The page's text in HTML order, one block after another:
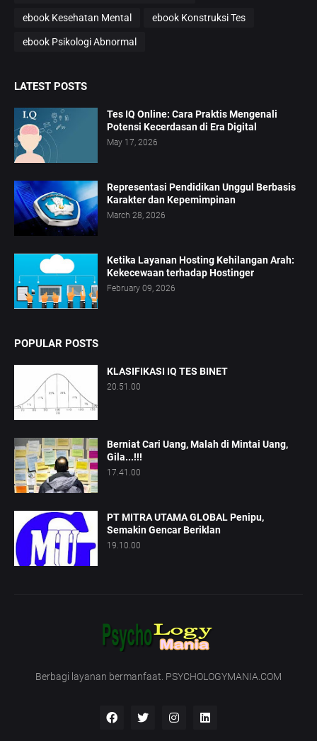
ebook Kesehatan Mental ebook Konstruksi Tes
ebook Psikologi Abnormal
LATEST POSTS
Tes IQ Online: Cara Praktis Mengenali
Potensi Kecerdasan di Era Digital
May 17, 2026
Representasi Pendidikan Unggul Berbasis
Karakter dan Kepemimpinan
March 28, 2026
Ketika Layanan Hosting Kehilangan Arah:
Kekecewaan terhadap Hostinger
February 09, 2026
POPULAR POSTS
KLASIFIKASI IQ TES BINET
20.51.00
Berniat Cari Uang, Malah di Mintai Uang,
Gila...!!!
17.41.00
PT MITRA UTAMA GLOBAL Penipu,
Semakin Gencar Beriklan
19.10.00
Berbagi layanan bermanfaat. PSYCHOLOGYMANIA.COM